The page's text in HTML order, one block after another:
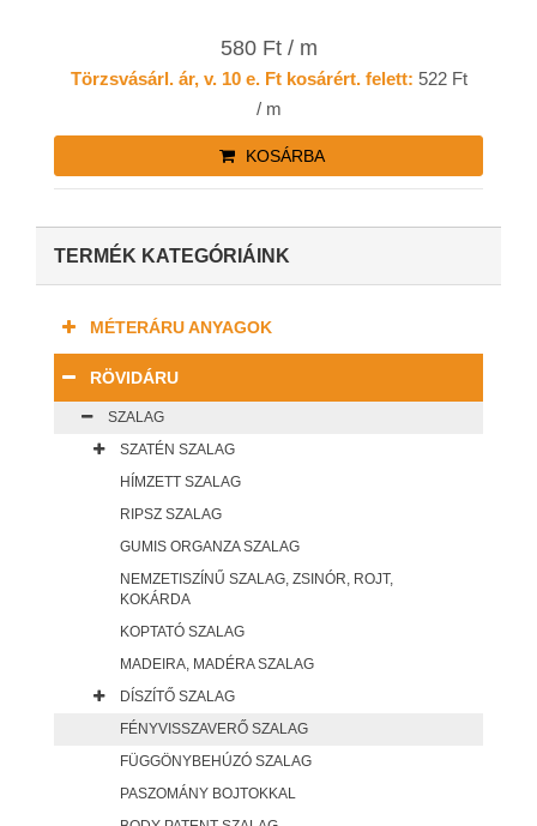
580 Ft / m
Törzsvásárl. ár, v. 10 e. Ft kosárért. felett: 522 Ft
/ m
KOSÁRBA
TERMÉK KATEGÓRIÁINK
MÉTERÁRU ANYAGOK
RÖVIDÁRU
SZALAG
SZATÉN SZALAG
HÍMZETT SZALAG
RIPSZ SZALAG
GUMIS ORGANZA SZALAG
NEMZETISZÍNŰ SZALAG, ZSINÓR, ROJT,
KOKÁRDA
KOPTATÓ SZALAG
MADEIRA, MADÉRA SZALAG
DÍSZÍTŐ SZALAG
FÉNYVISSZAVERŐ SZALAG
FÜGGÖNYBEHÚZÓ SZALAG
PASZOMÁNY BOJTOKKAL